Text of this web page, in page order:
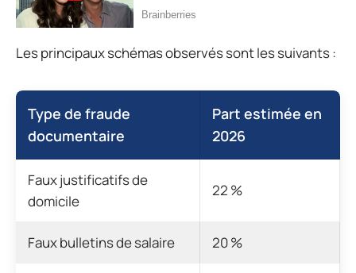
Les principaux schémas observés sont les suivants :
Type de fraude
documentaire
Part estimée en
2026
Faux justificatifs de
domicile
22 %
Faux bulletins de salaire 20 %